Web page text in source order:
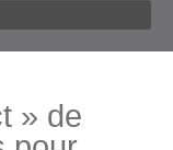
» de